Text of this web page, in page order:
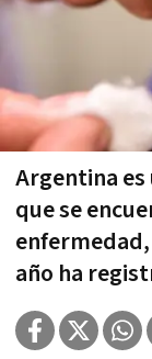
Argentina es
que se
año ha